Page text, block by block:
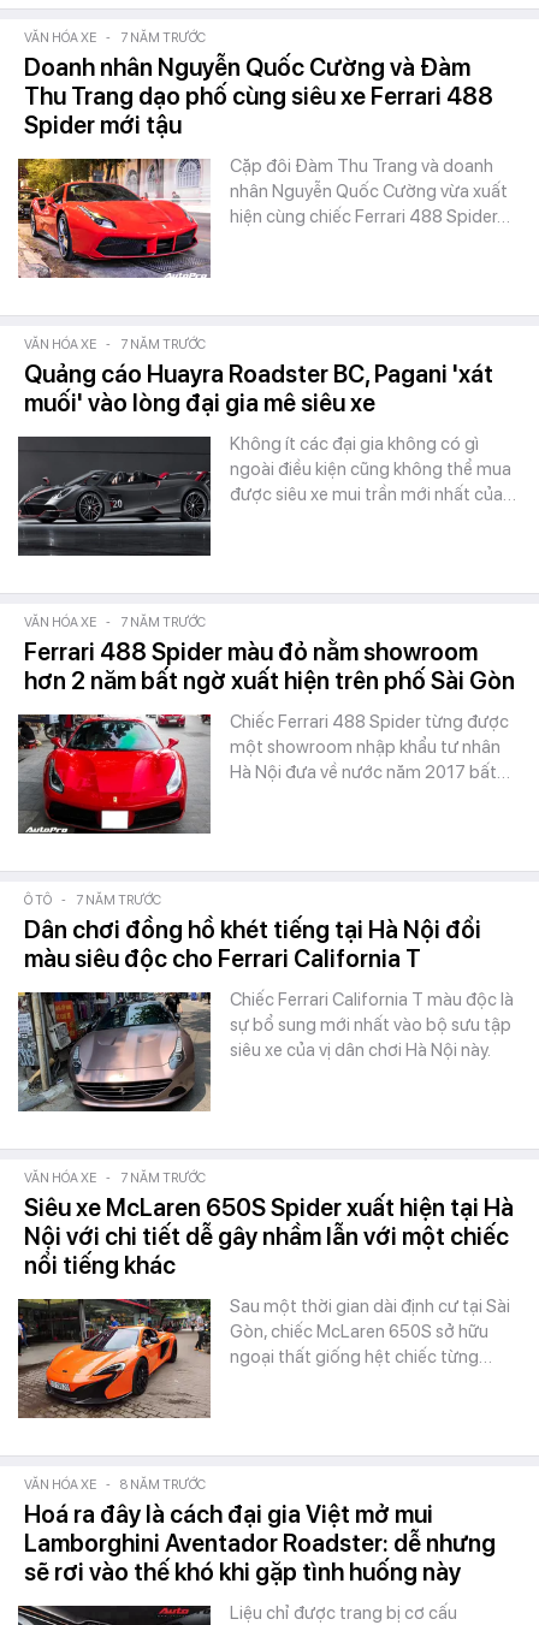
VĂN HÓA XE - 7 NĂM TRƯỚC
Doanh nhân Nguyễn Quốc Cường và Đàm
Thu Trang dạo phố cùng siêu xe Ferrari 488
Spider mới tậu
Cặp đôi Đàm Thu Trang và doanh
nhân Nguyễn Quốc Cường vừa xuất
hiện cùng chiếc Ferrari 488 Spider…
VĂN HÓA XE - 7 NĂM TRƯỚC
Quảng cáo Huayra Roadster BC, Pagani 'xát
muối' vào lòng đại gia mê siêu xe
Không ít các đại gia không có gì
ngoài điều kiện cũng không thể mua
được siêu xe mui trần mới nhất của…
VĂN HÓA XE - 7 NĂM TRƯỚC
Ferrari 488 Spider màu đỏ nằm showroom
hơn 2 năm bất ngờ xuất hiện trên phố Sài Gòn
Chiếc Ferrari 488 Spider từng được
một showroom nhập khẩu tư nhân
Hà Nội đưa về nước năm 2017 bất…
Ô TÔ - 7 NĂM TRƯỚC
Dân chơi đồng hồ khét tiếng tại Hà Nội đổi
màu siêu độc cho Ferrari California T
Chiếc Ferrari California T màu độc là
sự bổ sung mới nhất vào bộ sưu tập
siêu xe của vị dân chơi Hà Nội này.
VĂN HÓA XE - 7 NĂM TRƯỚC
Siêu xe McLaren 650S Spider xuất hiện tại Hà
Nội với chi tiết dễ gây nhầm lẫn với một chiếc
nổi tiếng khác
Sau một thời gian dài định cư tại Sài
Gòn, chiếc McLaren 650S sở hữu
ngoại thất giống hệt chiếc từng…
VĂN HÓA XE - 8 NĂM TRƯỚC
Hoá ra đây là cách đại gia Việt mở mui
Lamborghini Aventador Roadster: dễ nhưng
sẽ rơi vào thế khó khi gặp tình huống này
Liệu chỉ được trang bị cơ cấu